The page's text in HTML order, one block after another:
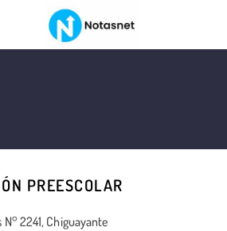
PREESCOLAR
N° 2241, Chiguayante